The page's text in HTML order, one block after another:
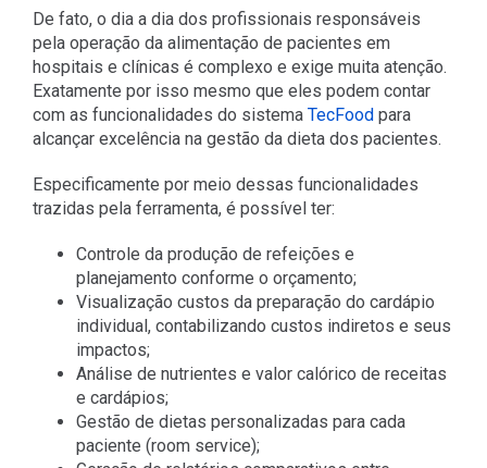
De fato, o dia a dia dos profissionais responsáveis
pela operação da alimentação de pacientes em
hospitais e clínicas é complexo e exige muita atenção.
Exatamente por isso mesmo que eles podem contar
com as funcionalidades do sistema TecFoodpara
alcançar excelência na gestão da dieta dos pacientes.
Especificamente por meio dessas funcionalidades
trazidas pela ferramenta, é possível ter:
Controle da produção de refeições e
planejamento conforme o orçamento;
Visualização custos da preparação do cardápio
individual, contabilizando custos indiretos e seus
impactos;
Análise de nutrientes e valor calórico de receitas
e cardápios;
Gestão de dietas personalizadas para cada
paciente (room service);